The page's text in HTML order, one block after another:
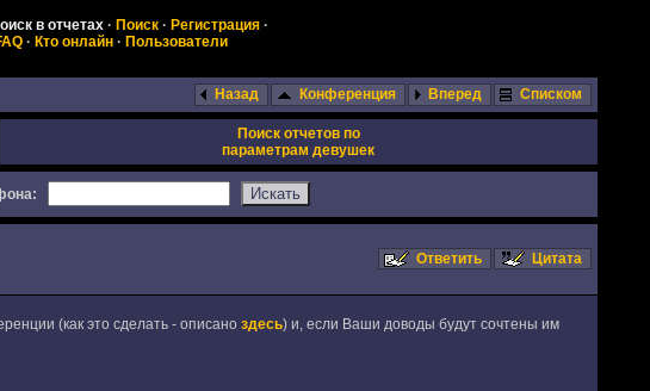
в отчетах· Поиск· Регистрация·
· Кто онлайн · Пользователи
Назад Конференция Вперед Списком
Поиск отчетов по
параметрам девушек
Ответить Цитата
(как это сделать - описано здесь) и, если Ваши доводы будут сочтены им